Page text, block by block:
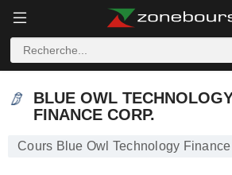
BLUE OWL
FINANCE CORP.
Cours Blue Owl Technology